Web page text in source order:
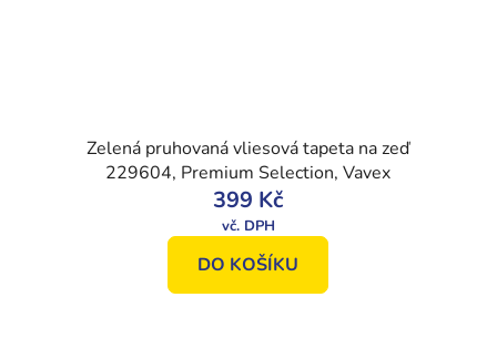
Zelená pruhovaná vliesová tapeta na zeď
229604, Premium Selection, Vavex
399 Kč
DO KOŠÍKU